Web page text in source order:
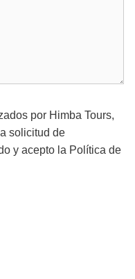
por Himba Tours,
solicitud de
y acepto la Política de